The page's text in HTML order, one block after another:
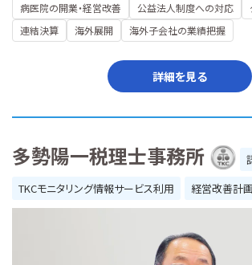
病医院の開業・経営改善
公益法人制度への対応
連結決算
海外展開 海外子会社の業績把握
詳細を見る
多勢陽一税理士事務所
TKCモニタリング情報サービス利用
経営改善計